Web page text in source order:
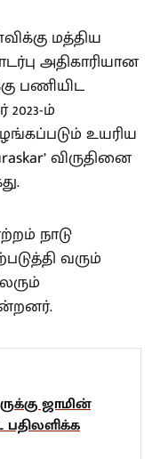
மத்திய
அதிகாரியான
பணியிட
ம்
உயரிய
விருதினை
நாடு
வரும்
ஜாமின்